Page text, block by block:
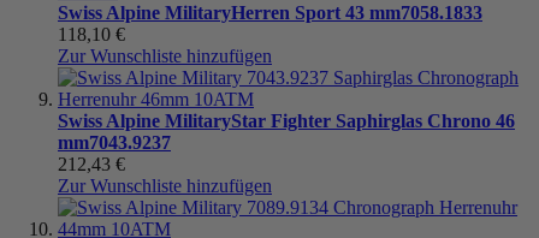
Swiss Alpine MilitaryHerren Sport 43 mm7058.1833
118,10 €
Zur Wunschliste hinzufügen
Swiss Alpine MilitaryStar Fighter Saphirglas Chrono 46
mm7043.9237
212,43 €
Zur Wunschliste hinzufügen